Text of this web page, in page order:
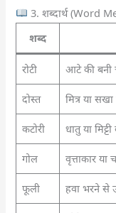
3. शब्दार्थ (Word
शब्द
रोटी आटे की बनी
दोस्त मित्र या
कटोरी धातु या
गोल वृत्ताकार
फूली हवा भरने से